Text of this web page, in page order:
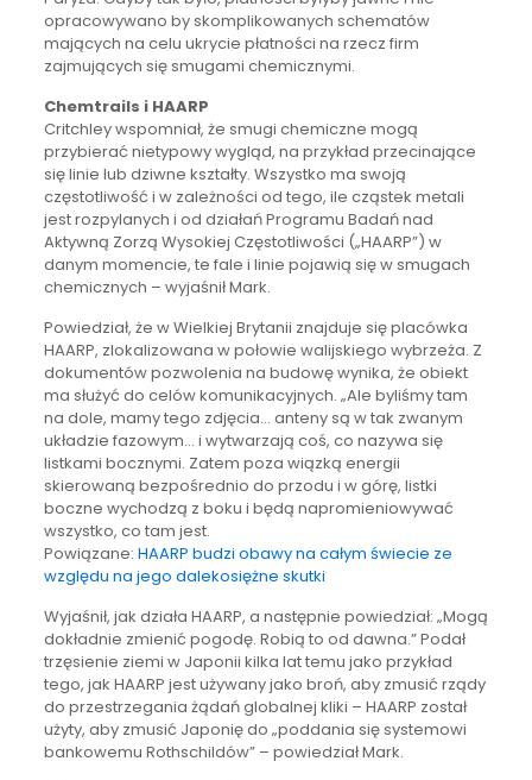
opracowywano by skomplikowanych schematów
mających na celu ukrycie płatności na rzecz firm
zajmujących się smugami chemicznymi.
Chemtrails i HAARP
Critchley wspomniał, że smugi chemiczne mogą
przybierać nietypowy wygląd, na przykład przecinające
się linie lub dziwne kształty. Wszystko ma swoją
częstotliwość i w zależności od tego, ile cząstek metali
jest rozpylanych i od działań Programu Badań nad
Aktywną Zorzą Wysokiej Częstotliwości („HAARP”) w
danym momencie, te fale i linie pojawią się w smugach
chemicznych – wyjaśnił Mark.
Powiedział, że w Wielkiej Brytanii znajduje się placówka
HAARP, zlokalizowana w połowie walijskiego wybrzeża. Z
dokumentów pozwolenia na budowę wynika, że obiekt
ma służyć do celów komunikacyjnych. „Ale byliśmy tam
na dole, mamy tego zdjęcia… anteny są w tak zwanym
układzie fazowym… i wytwarzają coś, co nazywa się
listkami bocznymi. Zatem poza wiązką energii
skierowaną bezpośrednio do przodu i w górę, listki
boczne wychodzą z boku i będą napromieniowywać
wszystko, co tam jest.
Powiązane: HAARP budzi obawy na całym świecie ze
względu na jego dalekosiężne skutki
Wyjaśnił, jak działa HAARP, a następnie powiedział: „Mogą
dokładnie zmienić pogodę. Robią to od dawna.” Podał
trzęsienie ziemi w Japonii kilka lat temu jako przykład
tego, jak HAARP jest używany jako broń, aby zmusić rządy
do przestrzegania żądań globalnej kliki – HAARP został
użyty, aby zmusić Japonię do „poddania się systemowi
bankowemu Rothschildów” – powiedział Mark.